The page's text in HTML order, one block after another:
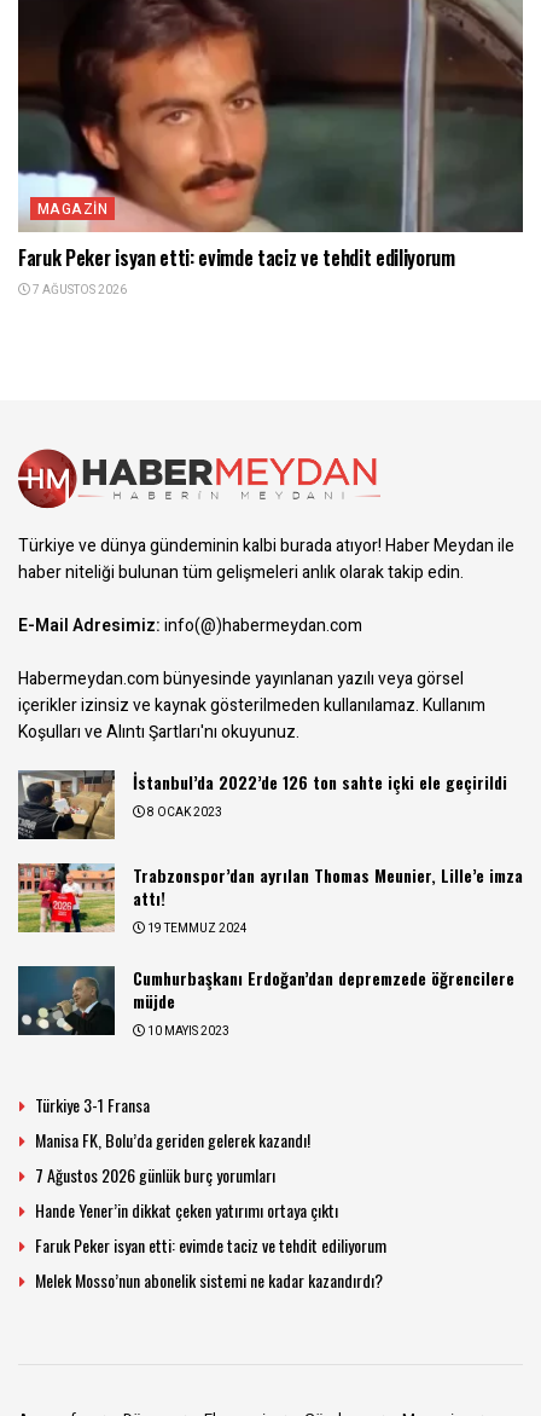
MAGAZIN
Faruk Peker isyan etti: evimde taciz ve tehdit ediliyorum
7 AĞUSTOS 2026
Türkiye ve dünya gündeminin kalbi burada atıyor! Haber Meydan ile
haber niteliği bulunan tüm gelişmeleri anlık olarak takip edin.
E-Mail Adresimiz:info(@)habermeydan.com
Habermeydan.com bünyesinde yayınlanan yazılı veya görsel
içerikler izinsiz ve kaynak gösterilmeden kullanılamaz.Kullanım
Koşulları ve Alıntı Şartları'nı okuyunuz.
İstanbul’da 2022’de 126 ton sahte içki ele geçirildi
8 OCAK 2023
Trabzonspor’dan ayrılan Thomas Meunier, Lille’e imza
attı!
19 TEMMUZ 2024
Cumhurbaşkanı Erdoğan’dan depremzede öğrencilere
müjde
10 MAYIS 2023
Türkiye 3-1 Fransa
Manisa FK, Bolu’da geriden gelerek kazandı!
7 Ağustos 2026 günlük burç yorumları
Hande Yener’in dikkat çeken yatırımı ortaya çıktı
Faruk Peker isyan etti: evimde taciz ve tehdit ediliyorum
Melek Mosso’nun abonelik sistemi ne kadar kazandırdı?